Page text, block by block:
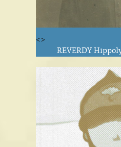
<>
REVERDY